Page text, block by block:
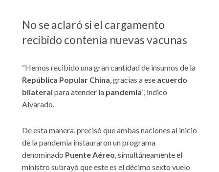
No se aclaró si el cargamento
recibido contenía nuevas vacunas
“Hemos recibido una gran cantidad de insumos de la
República Popular China , gracias a ese acuerdo
bilateral para atender la pandemia”, indicó
Alvarado.
De esta manera, precisó que ambas naciones al inicio
de la pandemia instauraron un programa
denominado Puente Aéreo , simultáneamente el
ministro subrayó que este es el décimo sexto vuelo